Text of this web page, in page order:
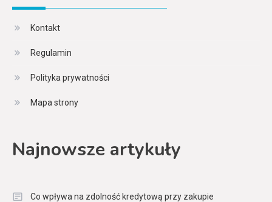
Kontakt
Regulamin
Polityka prywatności
Mapa strony
Najnowsze artykuły
Co wpływa na zdolność kredytową przy zakupie